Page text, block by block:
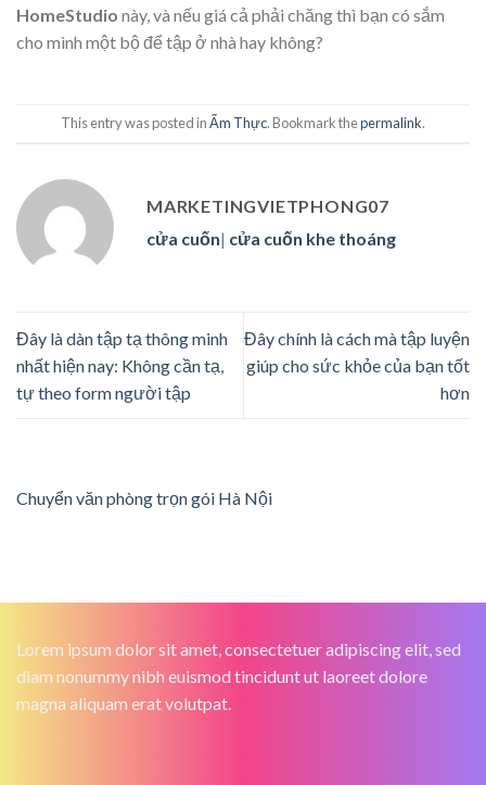
HomeStudio này, và nếu giá cả phải chăng thì bạn có sắm
cho mình một bộ để tập ở nhà hay không?
This entry was posted inẨm Thực. Bookmark thepermalink.
MARKETINGVIETPHONG07
cửa cuốn| cửa cuốn khe thoáng
Đây là dàn tập tạ thông minh
nhất hiện nay: Không cần tạ,
tự theo form người tập
Đây chính là cách mà tập luyện
giúp cho sức khỏe của bạn tốt
hơn
Chuyển văn phòng trọn gói Hà Nội
Lorem ipsum dolor sit amet, consectetuer adipiscing elit, sed
diam nonummy nibh euismod tincidunt ut laoreet dolore
magna aliquam erat volutpat.